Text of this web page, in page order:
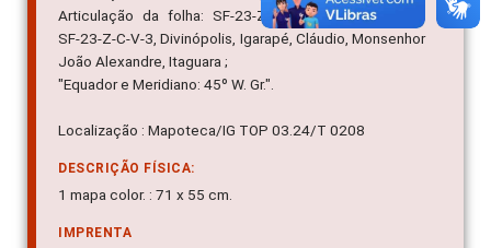
Articulação da folha: SF-23-Z-C-IV-3, SF-23-Z-C-IV-4,
SF-23-Z-C-V-3, Divinópolis, Igarapé, Cláudio, Monsenhor
João Alexandre, Itaguara ;
"Equador e Meridiano: 45º W. Gr.".
Localização : Mapoteca/IG TOP 03.24/T 0208
DESCRIÇÃO FÍSICA:
1 mapa color. : 71 x 55 cm.
IMPRENTA